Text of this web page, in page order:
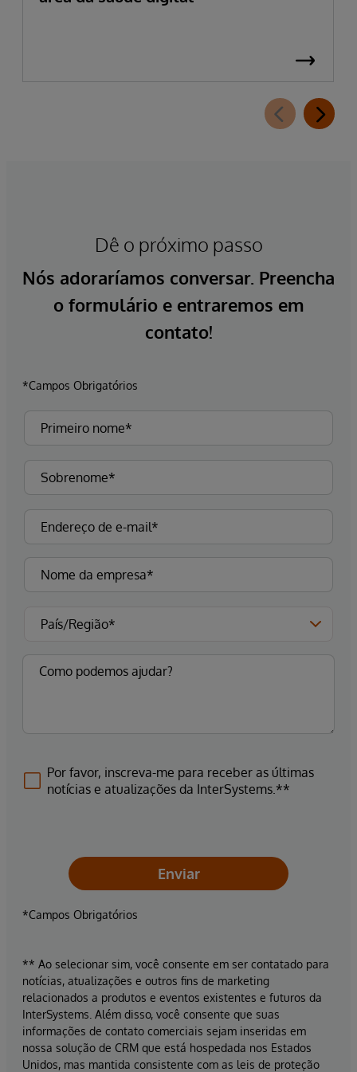
Dê o próximo passo
Nós adoraríamos conversar. Preencha
o formulário e entraremos em
contato!
*Campos Obrigatórios
Por favor, inscreva-me para receber as últimas
notícias e atualizações da InterSystems.**
Enviar
*Campos Obrigatórios
** Ao selecionar sim, você consente em ser contatado para
notícias, atualizações e outros fins de marketing
relacionados a produtos e eventos existentes e futuros da
InterSystems. Além disso, você consente que suas
informações de contato comerciais sejam inseridas em
nossa solução de CRM que está hospedada nos Estados
Unidos, mas mantida consistente com as leis de proteção